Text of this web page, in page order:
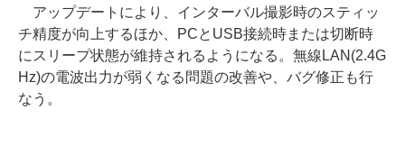
アップデートにより、インターバル撮影時のスティッ
チ精度が向上するほか、PCとUSB接続時または切断時
にスリープ状態が維持されるようになる。無線LAN(2.4G
Hz)の電波出力が弱くなる問題の改善や、バグ修正も行
なう。